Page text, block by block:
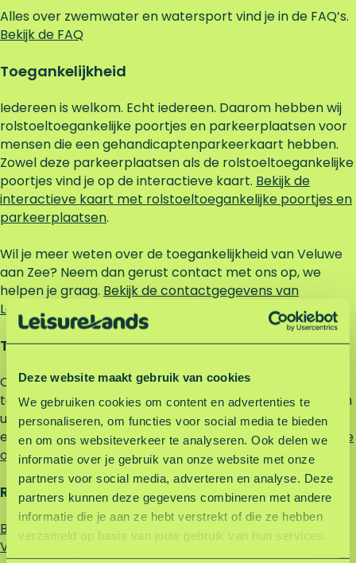
Deze website maakt gebruik van cookies
We gebruiken cookies om content en advertenties te
personaliseren, om functies voor social media te bieden
en om ons websiteverkeer te analyseren. Ook delen we
informatie over je gebruik van onze website met onze
partners voor social media, adverteren en analyse. Deze
partners kunnen deze gegevens combineren met andere
informatie die je aan ze hebt verstrekt of die ze hebben
verzameld op basis van jouw gebruik van hun services.
Alles over zwemwater en watersport vind je in de FAQ’s.
Bekijk de FAQ
Toegankelijkheid
Iedereen is welkom. Echt iedereen. Daarom hebben wij
rolstoeltoegankelijke poortjes en parkeerplaatsen voor
mensen die een gehandicaptenparkeerkaart hebben.
Zowel deze parkeerplaatsen als de rolstoeltoegankelijke
poortjes vind je op de interactieve kaart. Bekijk de
interactieve kaart met rolstoeltoegankelijke poortjes en
parkeerplaatsen.
Wil je meer weten over de toegankelijkheid van Veluwe
aan Zee? Neem dan gerust contact met ons op, we
helpen je graag. Bekijk de contactgegevens van
Leisurelands.
Terrein
Op de recreatiegebieden van Leisurelands geldt een
terreinreglement.Bekijk het terreinreglement. Wil je een
uitzondering op het terreinreglement om een
evenement of activiteit te organiseren?Meer informatie
over uitzondering op het terreinreglement.
Route naar Veluwe aan Zee
Bekijk de bereikbaarheid en routebeschrijving naar
Veluwe aan Zee.